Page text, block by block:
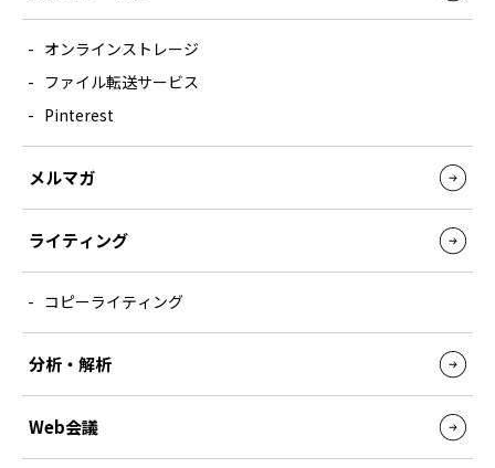
オンラインストレージ
ファイル転送サービス
Pinterest
メルマガ
ライティング
コピーライティング
分析・解析
Web会議